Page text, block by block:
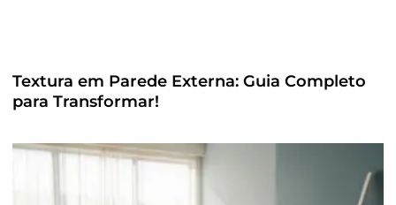
Textura em Parede Externa: Guia Completo
para Transformar!